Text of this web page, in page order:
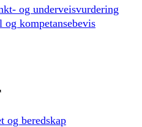
og underveisvurdering
og kompetansebevis
og beredskap